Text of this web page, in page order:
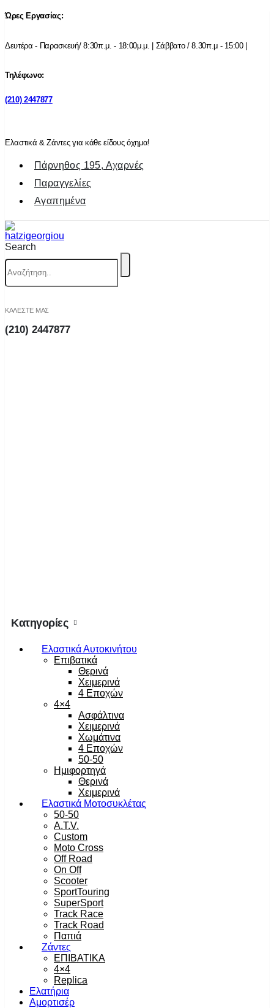
Ώρες Εργασίας:
Δευτέρα - Παρασκευή/ 8:30π.μ. - 18:00μ.μ. | Σάββατο / 8.30π.μ - 15:00 |
Τηλέφωνο:
(210) 2447877
Ελαστικά & Ζάντες για κάθε είδους όχημα!
Πάρνηθος 195, Αχαρνές
Παραγγελίες
Αγαπημένα
Search
ΚΑΛΕΣΤΕ ΜΑΣ
(210) 2447877
Κατηγορίες
Ελαστικά Αυτοκινήτου
Επιβατικά
Θερινά
Χειμερινά
4 Εποχών
4×4
Ασφάλτινα
Χειμερινά
Χωμάτινα
4 Εποχών
50-50
Ημιφορτηγά
Θερινά
Χειμερινά
Ελαστικά Μοτοσυκλέτας
50-50
A.T.V.
Custom
Moto Cross
Off Road
On Off
Scooter
SportTouring
SuperSport
Track Race
Track Road
Παπιά
Ζάντες
ΕΠΙΒΑΤΙΚΑ
4×4
Replica
Ελατήρια
Αμορτισέρ